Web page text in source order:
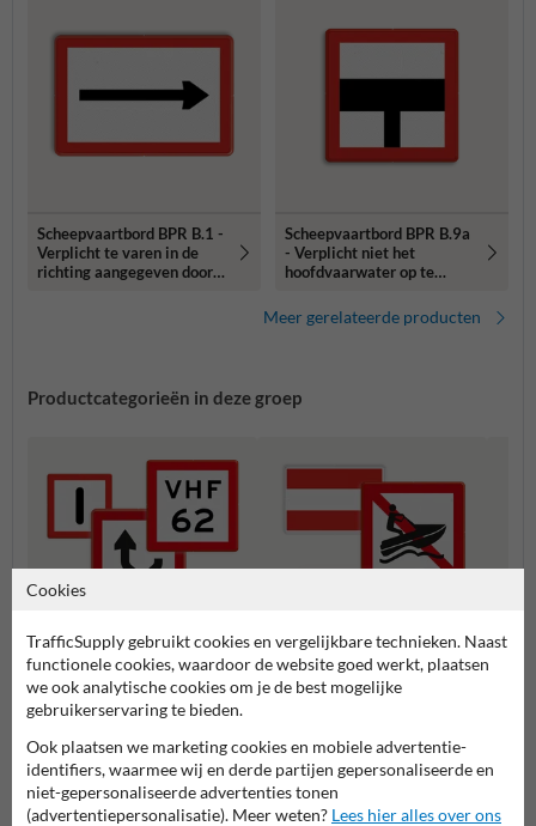
Scheepvaartbord BPR B.1 -
Verplicht te varen in de
richting aangegeven door
Scheepvaartbord BPR B.9a
- Verplicht niet het
hoofdvaarwater op te
Meer gerelateerde producten
Productcategorieën in deze groep
B serie - Gebodstekens A serie - Verbodstekens
Scheepvaartborden BPR
Cookies
TrafficSupply gebruikt cookies en vergelijkbare technieken. Naast
functionele cookies, waardoor de website goed werkt, plaatsen
we ook analytische cookies om je de best mogelijke
gebruikerservaring te bieden.
Ook plaatsen we marketing cookies en mobiele advertentie-
identifiers, waarmee wij en derde partijen gepersonaliseerde en
niet-gepersonaliseerde advertenties tonen
(advertentiepersonalisatie). Meer weten? Lees hier alles over ons